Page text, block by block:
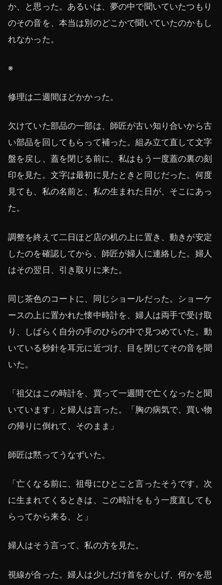
か、と思った。あるいは、夢の中で聞いていたつもり
のその音を、本当は別のどこかで聞いていたのかもし
れなかった。
※
修理は二週間ほどかかった。
欠けていた部品の一部は、師匠が古い知り合いから古
い部品を回してもらって補った。組み立て直して文字
盤を戻し、蓋を閉じる前に、私はもう一度蓋の裏の刻
印を見た。文字は最初に見たときと同じだった。何度
見ても、私の名前と、私の生まれた日が、そこにあっ
た。
調整を終えて二日ほど店の机の上に置き、動きが安定
したのを確認してから、師匠が婦人に連絡した。婦人
はその翌日、引き取りに来た。
同じ茶色のコートに、同じショールだった。ショーケ
ースの上に置かれた懐中時計を、婦人は両手で受け取
り、しばらく自分の手のひらの中で見つめていた。動
いている秒針を耳元に近づけ、目を閉じてその音を聞
いた。
「祖父はこの時計を、買って一週間で亡くなったと聞
いています」と婦人は言った。「胸の病気で、買い物
の帰りに倒れて、そのまま」
師匠は黙ってうなずいた。
「亡くなる前に、祖母にひとこと言ったそうです。次
に生まれてくるときは、この時計をもう一度直しても
らってから来る、と」
婦人はそう言って、私の方を見た。
視線が合った。婦人は少しだけ首をかしげ、何かを思